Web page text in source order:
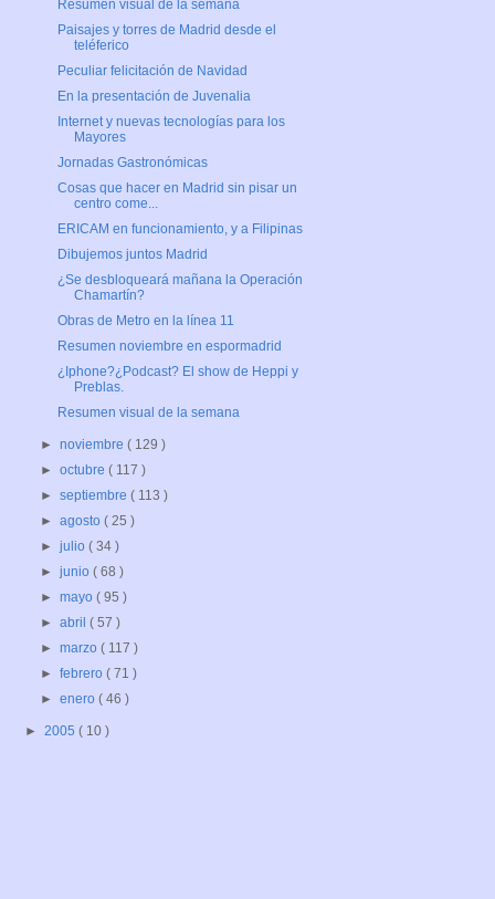
Resumen visual de la semana
Paisajes y torres de Madrid desde el
teléferico
Peculiar felicitación de Navidad
En la presentación de Juvenalia
Internet y nuevas tecnologías para los
Mayores
Jornadas Gastronómicas
Cosas que hacer en Madrid sin pisar un
centro come...
ERICAM en funcionamiento, y a Filipinas
Dibujemos juntos Madrid
¿Se desbloqueará mañana la Operación
Chamartín?
Obras de Metro en la línea 11
Resumen noviembre en espormadrid
¿Iphone?¿Podcast? El show de Heppi y
Preblas.
Resumen visual de la semana
►noviembre( 129 )
►octubre( 117 )
►septiembre( 113 )
►agosto( 25 )
►julio( 34 )
►junio( 68 )
►mayo( 95 )
►abril( 57 )
►marzo( 117 )
►febrero( 71 )
►enero( 46 )
► 2005 ( 10 )